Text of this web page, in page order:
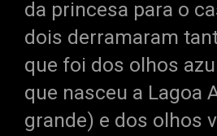
da princesa para o
dois derramaram
que foi dos olhos
que nasceu a Lagoa
grande) e dos olhos